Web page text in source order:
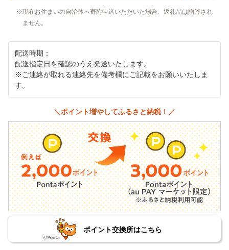
現在お住まいの自治体へ寄附申込いただいた場合、返礼品は贈答され
ません。
配送時期：
配送指定日を確認のうえ発送いたします。
※ご連絡が取れる連絡先を備考欄にご記載をお願いいたしま
す。
＼ポイント増やしてふるさと納税！／
ポイント交換所はこちら